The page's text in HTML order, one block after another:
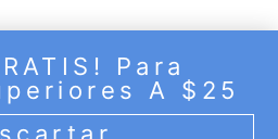
- Tema para WordPress por
WP
Para
A $25